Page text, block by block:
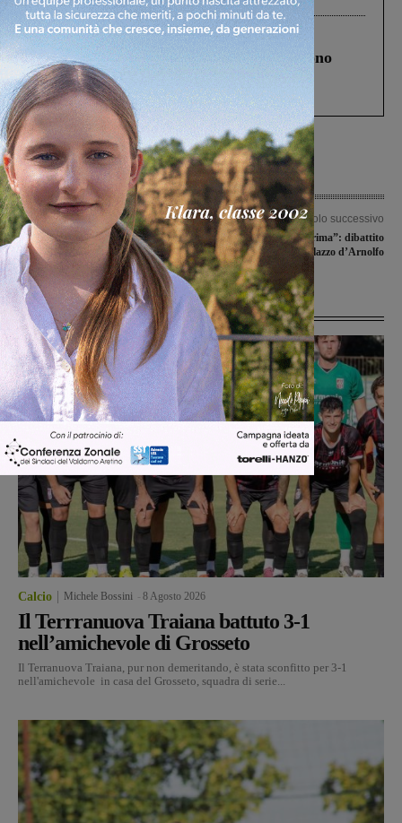
Cronaca 4 Agosto 2026
Un anno fa la strage in A1 in cui morirono
Gianni, Giulia e Franco. Lo schianto, il
processo, lo stop ai sorpassi fra tir....
Articolo precedente
Accademia musicale valdarnese: le
proposte per il 2019
Articolo successivo
“1968 niente come prima”: dibattito
in Palazzo d’Arnolfo
Ultime Notizie
Calcio Michele Bossini 8 Agosto 2026
Il Terrranuova Traiana battuto 3-1
nell’amichevole di Grosseto
Il Terranuova Traiana, pur non demeritando, è stata sconfitto per 3-1
nell'amichevole in casa del Grosseto, squadra di serie...